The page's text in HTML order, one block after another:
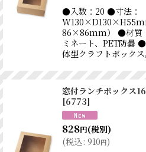
●入数：20 ●寸法：
86×86mm） ●材質
ミネート、PET防曇
体型クラフトボック
窓付ランチボックス
[6773]
828円(税別)
(税込: 910円)